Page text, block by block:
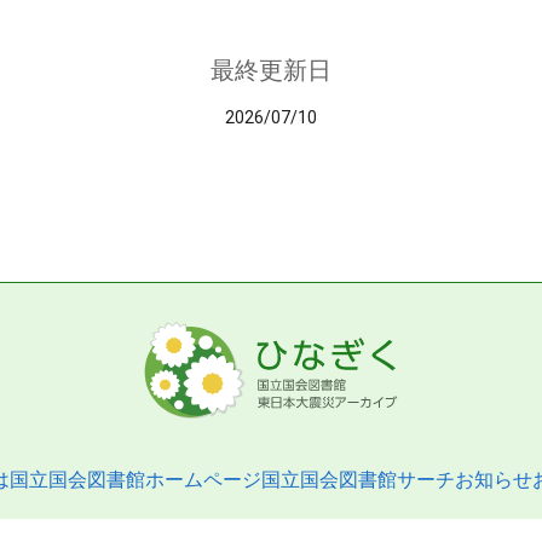
最終更新日
2026/07/10
国立国会図書館ホームページ国立国会図書館サーチお知らせ